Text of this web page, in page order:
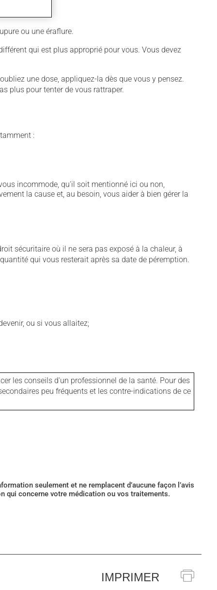
ou une éraflure.
qui est plus approprié pour vous. Vous devez
une dose, appliquez-la dès que vous y pensez.
plus pour tenter de vous rattraper.
:
incommode, qu'il soit mentionné ici ou non,
la cause et, au besoin, vous aider à bien gérer la
sécuritaire où il ne sera pas exposé à la chaleur, à
qui vous resterait après sa date de péremption.
ou si vous allaitez;
les conseils d'un professionnel de la santé. Pour des
peu fréquents et les contre-indications de ce
seulement et ne remplacent d’aucune façon l’avis
qui concerne votre médication ou vos traitements.
IMPRIMER